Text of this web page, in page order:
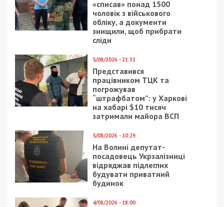
«списав» понад 1500
чоловік з військового
обліку, а документи
знищили, щоб прибрати
сліди
5/08/2026 - 21:31
Представився
працівником ТЦК та
погрожував
“штрафбатом”: у Харкові
на хабарі $10 тисяч
затримали майора ВСП
5/08/2026 - 10:29
На Волині депутат-
посадовець Укрзалізниці
відряджав підлеглих
будувати приватний
будинок
4/08/2026 - 18:00